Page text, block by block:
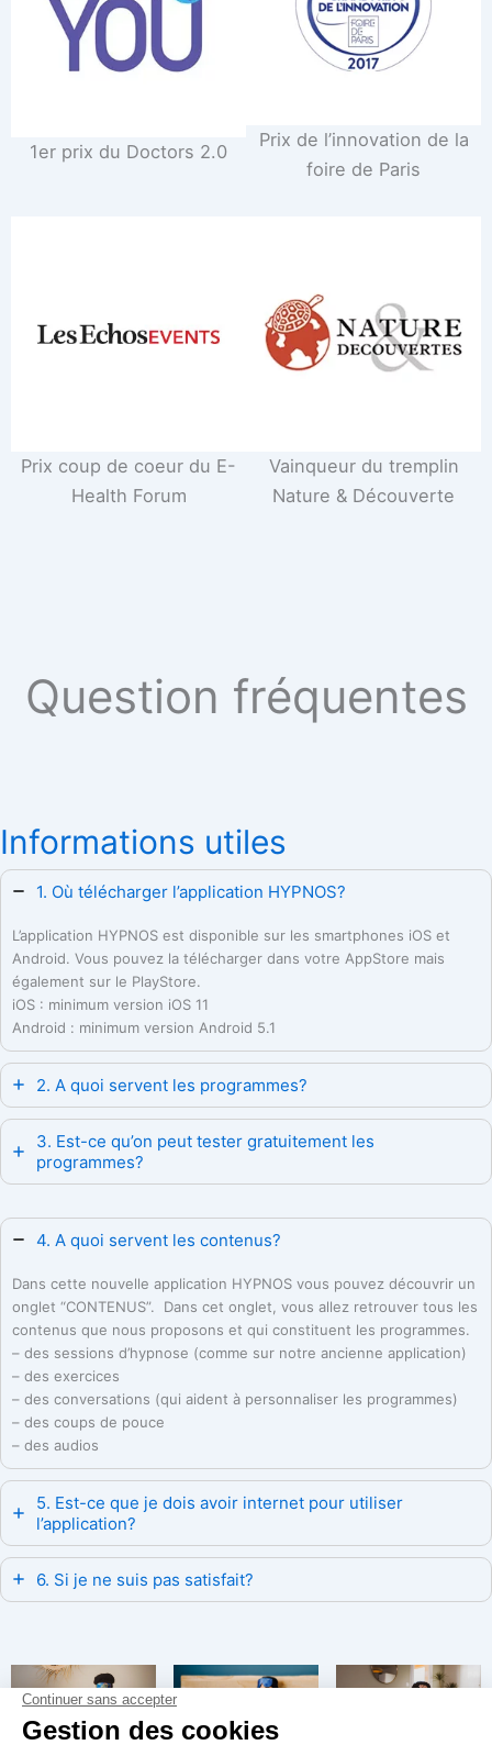
1er prix du Doctors 2.0
Prix de l’innovation de la
foire de Paris
Prix coup de coeur du E-
Health Forum
Vainqueur du tremplin
Nature & Découverte
Question fréquentes
Informations utiles
1. Où télécharger l’application HYPNOS?
L’application HYPNOS est disponible sur les smartphones iOS et
Android. Vous pouvez la télécharger dans votre AppStore mais
également sur le PlayStore.
iOS : minimum version iOS 11
Android : minimum version Android 5.1
2. A quoi servent les programmes?
3. Est-ce qu’on peut tester gratuitement les
programmes?
4. A quoi servent les contenus?
Dans cette nouvelle application HYPNOS vous pouvez découvrir un
onglet “CONTENUS”. Dans cet onglet, vous allez retrouver tous les
contenus que nous proposons et qui constituent les programmes.
– des sessions d’hypnose (comme sur notre ancienne application)
– des exercices
– des conversations (qui aident à personnaliser les programmes)
– des coups de pouce
– des audios
5. Est-ce que je dois avoir internet pour utiliser
l’application?
6. Si je ne suis pas satisfait?